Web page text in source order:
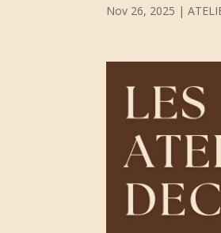
Nov 26, 2025 |